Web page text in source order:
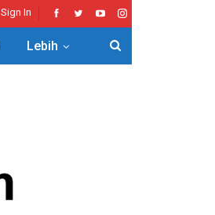
Sign In
Lebih